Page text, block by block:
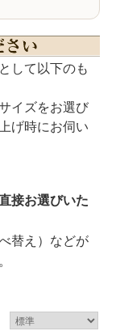
して以下のも
イズをお選び
げ時にお伺い
接お選びいた
替え）などが